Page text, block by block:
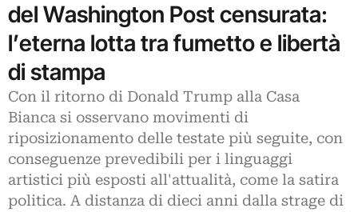
del Washington Post censurata:
l’eterna lotta tra fumetto e libertà
di stampa
Con il ritorno di Donald Trump alla Casa
Bianca si osservano movimenti di
riposizionamento delle testate più seguite, con
conseguenze prevedibili per i linguaggi
artistici più esposti all'attualità, come la satira
politica. A distanza di dieci anni dalla strage di